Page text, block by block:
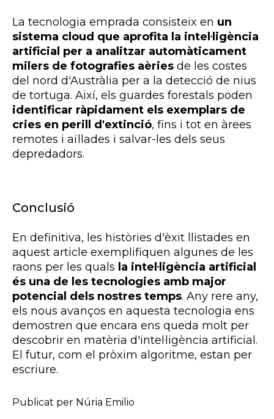
La tecnologia emprada consisteix en un
sistema cloud que aprofita la intel·ligència
artificial per a analitzar automàticament
milers de fotografies aèries de les costes
del nord d'Austràlia per a la detecció de nius
de tortuga. Així, els guardes forestals poden
identificar ràpidament els exemplars de
cries en perill d'extinció, fins i tot en àrees
remotes i aïllades i salvar-les dels seus
depredadors.
Conclusió
En definitiva, les històries d'èxit llistades en
aquest article exemplifiquen algunes de les
raons per les quals la intel·ligència artificial
és una de les tecnologies amb major
potencial dels nostres temps. Any rere any,
els nous avanços en aquesta tecnologia ens
demostren que encara ens queda molt per
descobrir en matèria d'intel·ligència artificial.
El futur, com el pròxim algoritme, estan per
escriure.
Publicat per Núria Emilio